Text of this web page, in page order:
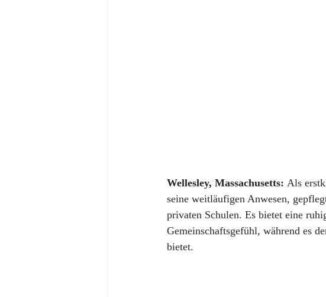
Wellesley, Massachusetts: Als
seine weitläufigen Anwesen,
privaten Schulen. Es bietet eine
Gemeinschaftsgefühl, während es
bietet.